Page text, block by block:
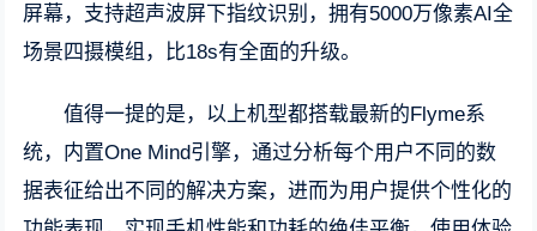
屏幕，支持超声波屏下指纹识别，拥有5000万像素AI全
场景四摄模组，比18s有全面的升级。
值得一提的是，以上机型都搭载最新的Flyme系
统，内置One Mind引擎，通过分析每个用户不同的数
据表征给出不同的解决方案，进而为用户提供个性化的